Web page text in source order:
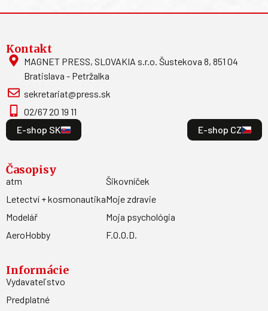
Kontakt
MAGNET PRESS, SLOVAKIA s.r.o. Šustekova 8, 851 04
Bratislava - Petržalka
sekretariat@press.sk
02/67 20 19 11
E-shop SK
E-shop CZ
Časopisy
atm
Letectví + kosmonautika
Modelář
AeroHobby
Šikovníček
Moje zdravie
Moja psychológia
F.O.O.D.
Informácie
Vydavateľstvo
Predplatné